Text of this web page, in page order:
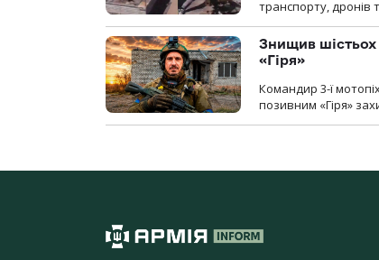
транспорту, дронів
Знищив шістьох
«Гіря»
Командир 3-ї
позивним «Гіря»